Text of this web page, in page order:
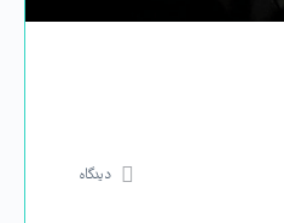
دیدگاه